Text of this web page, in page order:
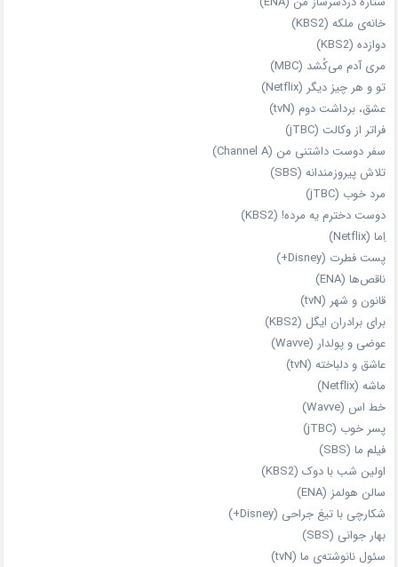
خانه‌ی ملکه (KBS2)
دوازده (KBS2)
مری آدم می‌کُشد (MBC)
تو و هر چیز دیگر (Netflix)
عشق، برداشت دوم (tvN)
فراتر از وکالت (jTBC)
سفر دوست‌ داشتنی من (Channel A)
تلاش پیروزمندانه (SBS)
مرد خوب (jTBC)
دوست دخترم یه مرده! (KBS2)
اِما (Netflix)
پست فطرت (Disney+)
ناقص‌ها (ENA)
قانون و شهر (tvN)
برای برادران ایگل (KBS2)
عوضی و پولدار (Wavve)
عاشق و دلباخته (tvN)
ماشه (Netflix)
خط اس (Wavve)
پسر خوب (jTBC)
فیلم ما (SBS)
اولین شب با دوک (KBS2)
سالن هولمز (ENA)
شکارچی با تیغ جراحی (Disney+)
بهار جوانی (SBS)
سئول نانوشته‌ی ما (tvN)